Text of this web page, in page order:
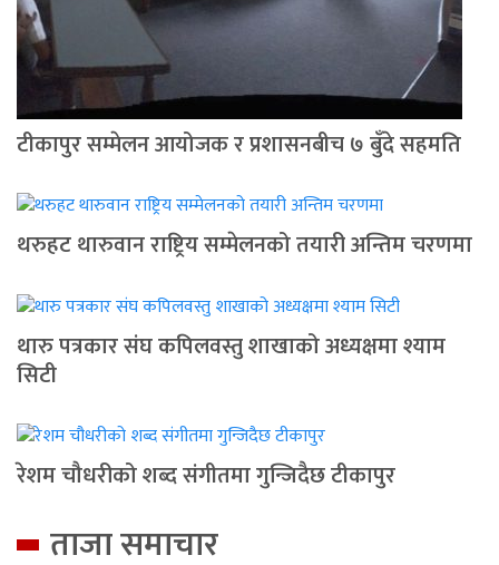
टीकापुर सम्मेलन आयोजक र प्रशासनबीच ७ बुँदे सहमति
थरुहट थारुवान राष्ट्रिय सम्मेलनको तयारी अन्तिम चरणमा
थारु पत्रकार संघ कपिलवस्तु शाखाको अध्यक्षमा श्याम
सिटी
रेशम चौधरीको शब्द संगीतमा गुन्जिदैछ टीकापुर
ताजा समाचार